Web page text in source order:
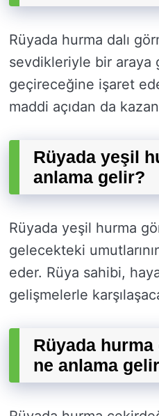
Rüyada hurma dalı
sevdikleriyle bir araya
geçireceğine işaret
maddi açıdan da
Rüyada yeşil
anlama gelir?
Rüyada yeşil hurma
gelecekteki
eder. Rüya sahibi,
gelişmelerle
Rüyada
ne anlama